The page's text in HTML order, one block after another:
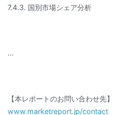
7.4.3. 国別市場シェア分析
…
【本レポートのお問い合わせ先】
www.marketreport.jp/contact